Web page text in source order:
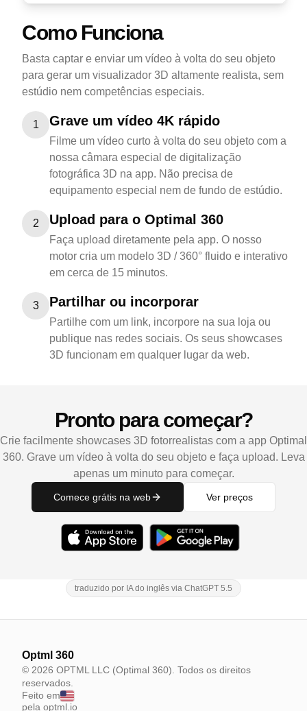
Como Funciona
Basta captar e enviar um vídeo à volta do seu objeto
para gerar um visualizador 3D altamente realista, sem
estúdio nem competências especiais.
1 Grave um vídeo 4K rápido
Filme um vídeo curto à volta do seu objeto com a
nossa câmara especial de digitalização
fotográfica 3D na app. Não precisa de
equipamento especial nem de fundo de estúdio.
2 Upload para o Optimal 360
Faça upload diretamente pela app. O nosso
motor cria um modelo 3D / 360° fluido e interativo
em cerca de 15 minutos.
3 Partilhar ou incorporar
Partilhe com um link, incorpore na sua loja ou
publique nas redes sociais. Os seus showcases
3D funcionam em qualquer lugar da web.
Pronto para começar?
Crie facilmente showcases 3D fotorrealistas com a app Optimal
360. Grave um vídeo à volta do seu objeto e faça upload. Leva
apenas um minuto para começar.
Comece grátis na web Ver preços
traduzido por IA do inglês via ChatGPT 5.5
Optml 360
© 2026 OPTML LLC (Optimal 360). Todos os direitos
reservados.
Feito em
pela optml.io